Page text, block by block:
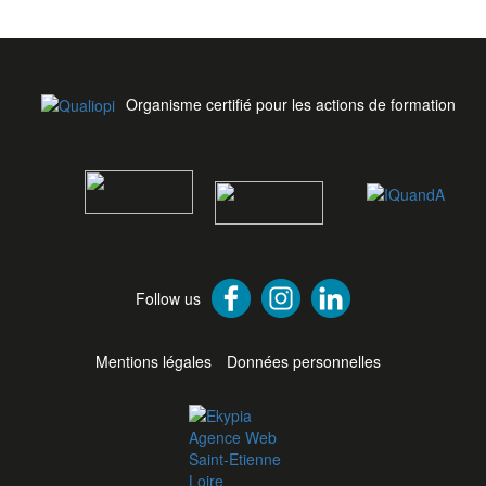
Organisme certifié pour les actions de formation
Follow us
Mentions légales Données personnelles